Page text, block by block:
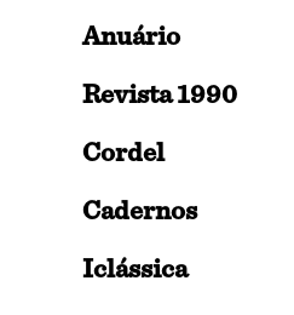
Anuário
Revista 1990
Cordel
Cadernos
Iclássica